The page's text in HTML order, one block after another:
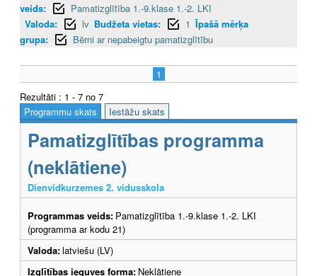
veids:
Pamatizglītība 1.-9.klase 1.-2. LKI
Valoda:
lv Budžeta vietas: 1 Īpašā mērķa
grupa:
Bērni ar nepabeigtu pamatizglītību
1
Rezultāti : 1 - 7 no 7
Programmu skats
Iestāžu skats
Pamatizglītības programma
(neklātiene)
Dienvidkurzemes 2. vidusskola
Programmas veids: Pamatizglītība 1.-9.klase 1.-2. LKI
(programma ar kodu 21)
Valoda:latviešu (LV)
Izglītības ieguves forma: Neklātiene